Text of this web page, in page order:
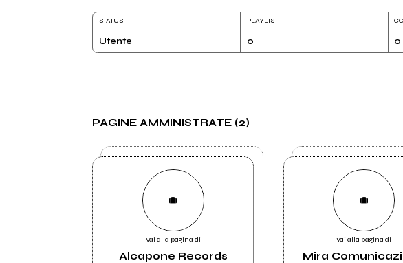
STATUS
Utente
PLAYLIST
0 0
PAGINE AMMINISTRATE (2)
Vai alla pagina di
Alcapone Records
Vai alla pagina di
Mira